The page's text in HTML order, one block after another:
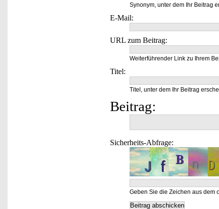
Synonym, unter dem Ihr Beitrag
E-Mail:
URL zum Beitrag:
Weiterführender Link zu Ihrem
Titel:
Titel, unter dem Ihr Beitrag
Beitrag:
Sicherheits-Abfrage:
Geben Sie die Zeichen aus dem